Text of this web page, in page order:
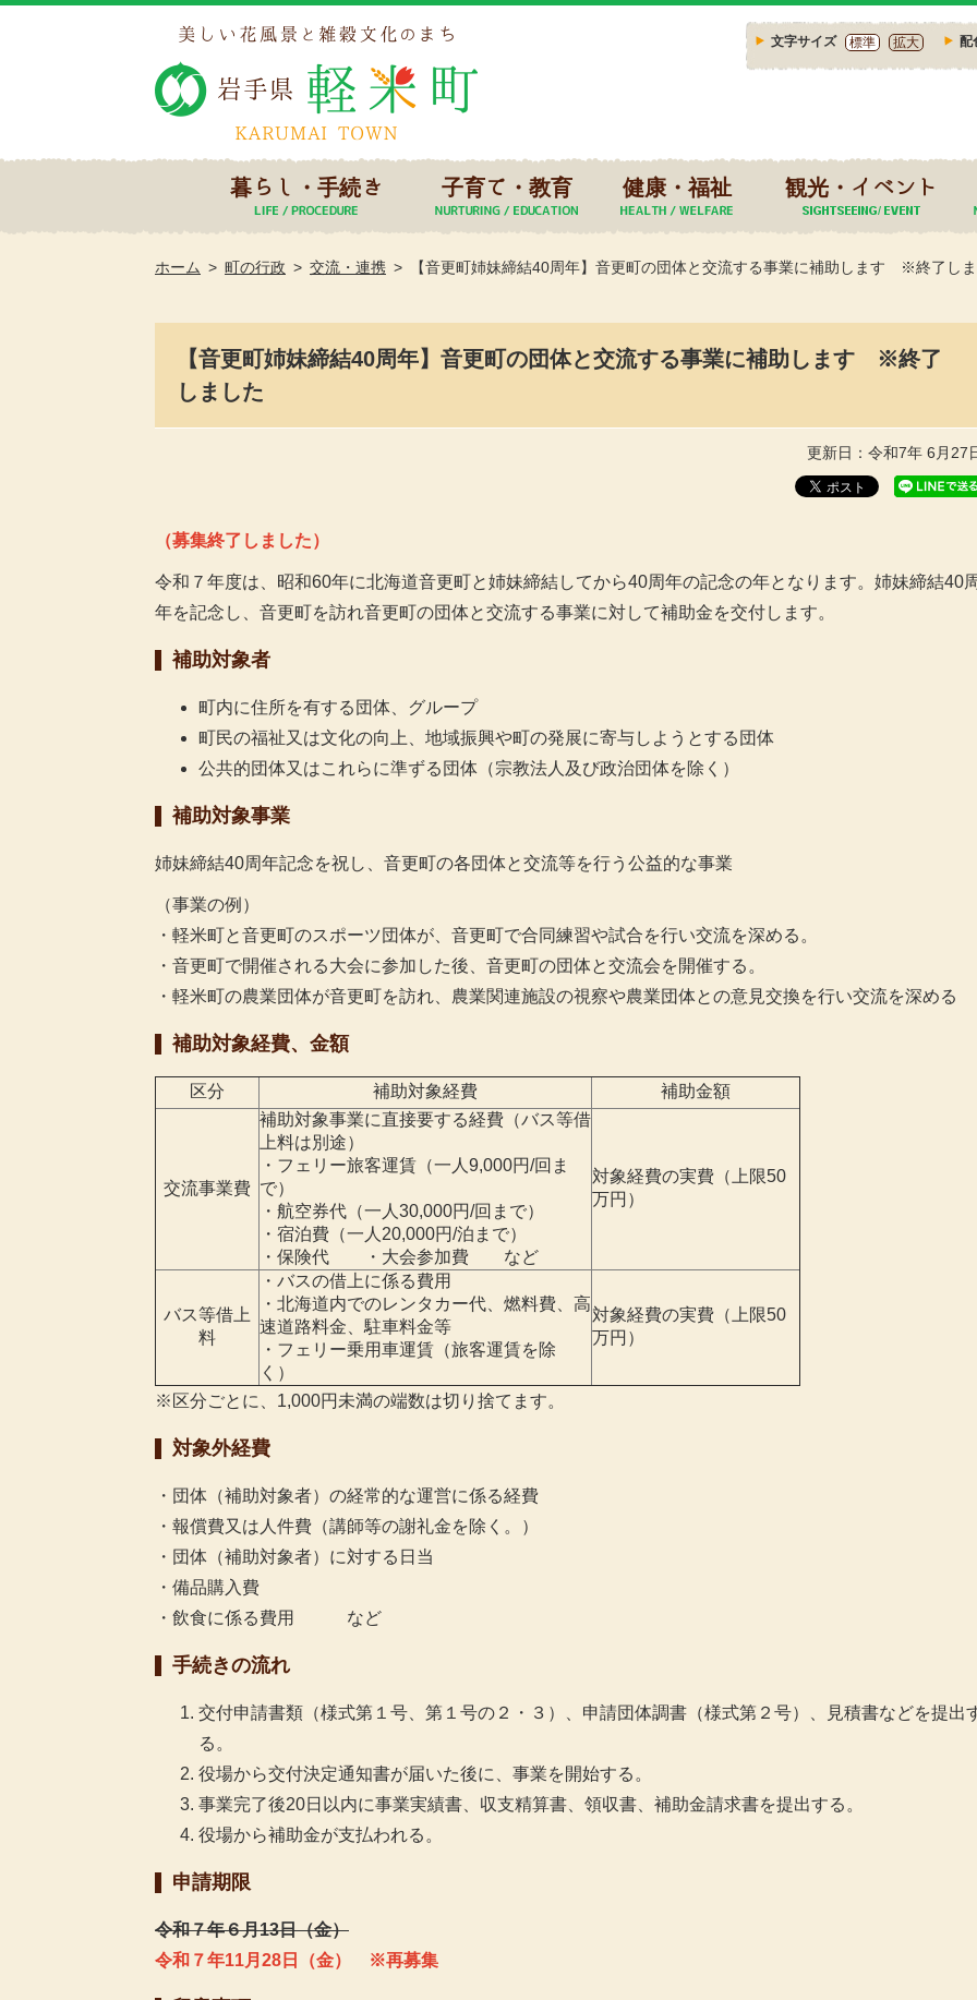
文字サイズ 標準 拡大 配
暮らし・手続き 子育て・教育 健康・福祉 観光・イベント
ホーム 町の行政 交流・連携 【音更町姉妹締結40周年】音更町の団体と交流する事業に補助します ※終了し
【音更町姉妹締結40周年】音更町の団体と交流する事業に補助します ※終了
しました
更新日：令和7年 6月27
（募集終了しました）
令和７年度は、昭和60年に北海道音更町と姉妹締結してから40周年の記念の年となります。姉妹締結40
年を記念し、音更町を訪れ音更町の団体と交流する事業に対して補助金を交付します。
補助対象者
町内に住所を有する団体、グループ
町民の福祉又は文化の向上、地域振興や町の発展に寄与しようとする団体
公共的団体又はこれらに準ずる団体（宗教法人及び政治団体を除く）
補助対象事業
姉妹締結40周年記念を祝し、音更町の各団体と交流等を行う公益的な事業
（事業の例）
・軽米町と音更町のスポーツ団体が、音更町で合同練習や試合を行い交流を深める。
・音更町で開催される大会に参加した後、音更町の団体と交流会を開催する。
・軽米町の農業団体が音更町を訪れ、農業関連施設の視察や農業団体との意見交換を行い交流を深める
補助対象経費、金額
区分 補助対象経費 補助金額
交流事業費
補助対象事業に直接要する経費（バス等借
上料は別途）
・フェリー旅客運賃（一人9,000円/回ま
で）
・航空券代（一人30,000円/回まで）
・宿泊費（一人20,000円/泊まで）
・保険代 ・大会参加費 など
対象経費の実費（上限50
万円）
バス等借上
料
・バスの借上に係る費用
・北海道内でのレンタカー代、燃料費、高
速道路料金、駐車料金等
・フェリー乗用車運賃（旅客運賃を除
く）
対象経費の実費（上限50
万円）
※区分ごとに、1,000円未満の端数は切り捨てます。
対象外経費
・団体（補助対象者）の経常的な運営に係る経費
・報償費又は人件費（講師等の謝礼金を除く。）
・団体（補助対象者）に対する日当
・備品購入費
・飲食に係る費用 など
手続きの流れ
交付申請書類（様式第１号、第１号の２・３）、申請団体調書（様式第２号）、見積書などを提出
る。
役場から交付決定通知書が届いた後に、事業を開始する。
事業完了後20日以内に事業実績書、収支精算書、領収書、補助金請求書を提出する。
役場から補助金が支払われる。
申請期限
令和７年６月13日（金）
令和７年11月28日（金） ※再募集